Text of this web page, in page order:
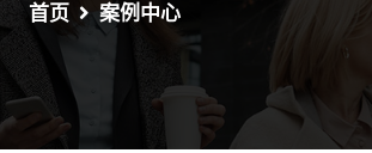
首页 案例中心